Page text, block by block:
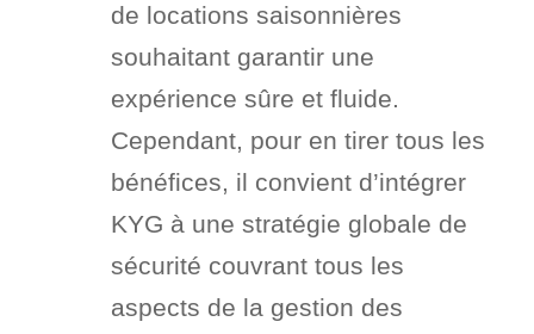
de locations saisonnières
souhaitant garantir une
expérience sûre et fluide.
Cependant, pour en tirer tous les
bénéfices, il convient d’intégrer
KYG à une stratégie globale de
sécurité couvrant tous les
aspects de la gestion des